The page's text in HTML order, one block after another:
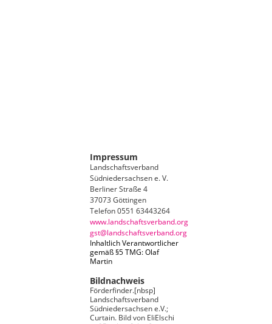
Impressum
Landschaftsverband
Südniedersachsen e. V.
Berliner Straße 4
37073 Göttingen
Telefon 0551 63443264
www.landschaftsverband.org
gst@landschaftsverband.org
Inhaltlich Verantwortlicher
gemäß §5 TMG: Olaf
Martin
Bildnachweis
Förderfinder.[nbsp]
Landschaftsverband
Südniedersachsen e.V.;
Curtain. Bild von EliElschi